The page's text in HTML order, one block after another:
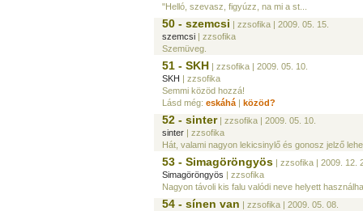
"Helló, szevasz, figyúzz, na mi a st...
50 - szemcsi | zzsofika | 2009. 05. 15.
szemcsi | zzsofika
Szemüveg.
51 - SKH | zzsofika | 2009. 05. 10.
SKH | zzsofika
Semmi közöd hozzá!
Lásd még: eskáhá | közöd?
52 - sinter| zzsofika | 2009. 05. 10.
sinter | zzsofika
Hát, valami nagyon lekicsinylő és gonosz jelző
53 - Simagöröngyös | zzsofika | 2009. 12.
Simagöröngyös | zzsofika
Nagyon távoli kis falu valódi neve helyett
54 - sínen van | zzsofika | 2009. 05. 08.